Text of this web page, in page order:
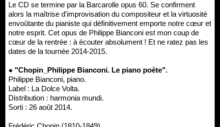
Le CD se termine par la Barcarolle opus 60. Se confirment
alors la maîtrise d'improvisation du compositeur et la virtuosité
envoûtante du pianiste qui définitivement emporte notre cœur et
notre esprit. Cet opus de Philippe Bianconi est mon coup de
cœur de la rentrée : à écouter absolument ! Et ne ratez pas les
dates de la tournée 2014-2015.
● "Chopin_Philippe Bianconi. Le piano poète".
Philippe Bianconi, piano.
Label : La Dolce Volta.
Distribution : harmonia mundi.
Sorti : 26 août 2014.